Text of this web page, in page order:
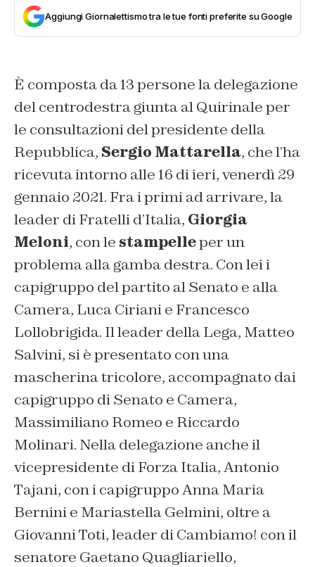
Aggiungi Giornalettismo tra le tue fonti preferite su Google
È composta da 13 persone la delegazione
del centrodestra giunta al Quirinale per
le consultazioni del presidente della
Repubblica, Sergio Mattarella, che l’ha
ricevuta intorno alle 16 di ieri, venerdì 29
gennaio 2021. Fra i primi ad arrivare, la
leader di Fratelli d’Italia, Giorgia
Meloni, con le stampelleper un
problema alla gamba destra. Con lei i
capigruppo del partito al Senato e alla
Camera, Luca Ciriani e Francesco
Lollobrigida. Il leader della Lega, Matteo
Salvini, si è presentato con una
mascherina tricolore, accompagnato dai
capigruppo di Senato e Camera,
Massimiliano Romeo e Riccardo
Molinari. Nella delegazione anche il
vicepresidente di Forza Italia, Antonio
Tajani, con i capigruppo Anna Maria
Bernini e Mariastella Gelmini, oltre a
Giovanni Toti, leader di Cambiamo! con il
senatore Gaetano Quagliariello,